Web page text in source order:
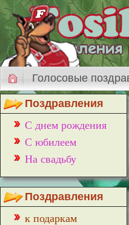
Голосовые
Поздравления
С днем рождения
С юбилеем
На свадьбу
Поздравления
к подаркам